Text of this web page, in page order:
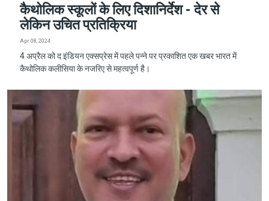
कैथोलिक स्कूलों के लिए दिशानिर्देश - देर से
लेकिन उचित प्रतिक्रिया
Apr 08, 2024
4 अप्रैल को द इंडियन एक्सप्रेस में पहले पन्ने पर प्रकाशित एक खबर भारत में
कैथोलिक कलीसिया के नजरिए से महत्वपूर्ण है।